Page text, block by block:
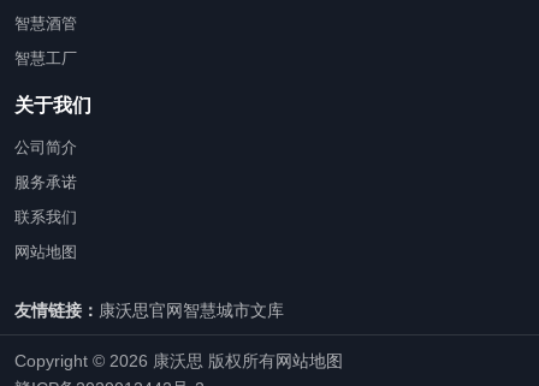
智慧酒管
智慧工厂
关于我们
公司简介
服务承诺
联系我们
网站地图
友情链接： 康沃思官网智慧城市文库
Copyright © 2026 康沃思 版权所有网站地图